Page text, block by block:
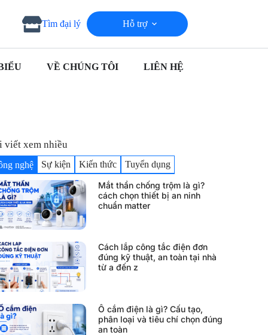
Tìm đại lý Hỗ trợ
VỀ CHÚNG TÔI LIÊN HỆ
viết xem nhiều
nghệ Sự kiện Kiến thức Tuyển dụng
Mắt thần chống trộm là gì?
cách chọn thiết bị an ninh
chuẩn matter
Cách lắp công tắc điện đơn
đúng kỹ thuật, an toàn tại nhà
từ a đến z
Ổ cắm điện là gì? Cấu tạo,
phân loại và tiêu chí chọn đúng
an toàn